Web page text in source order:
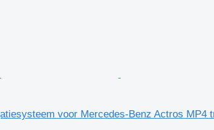
voor Mercedes-Benz Actros MP4